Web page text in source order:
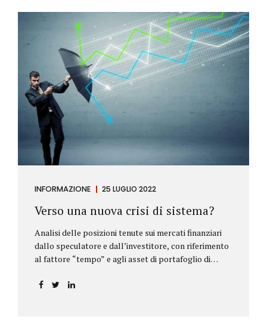
INFORMAZIONE 25 LUGLIO 2022
Verso una nuova crisi di sistema?
Analisi delle posizioni tenute sui mercati finanziari
dallo speculatore e dall’investitore, con riferimento
al fattore “tempo” e agli asset di portafoglio di
l’investitore Nelle definizioni di Wikipedia si legge: